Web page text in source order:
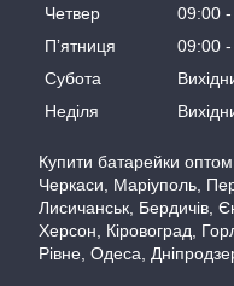
Четвер
09:00
Пʼятниця
09:00
Субота
Неділя
Купити батарейки
Черкаси, Маріуполь,
Лисичанськ, Бердичів,
Херсон, Кіровоград,
Рівне, Одеса,